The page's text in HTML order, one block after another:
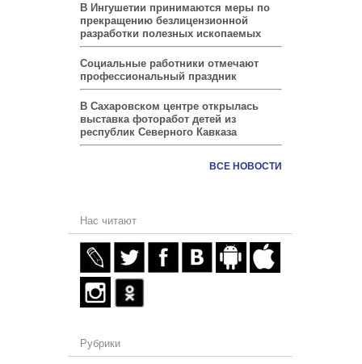
В Ингушетии принимаются меры по
прекращению безлицензионной
разработки полезных ископаемых
Социальные работники отмечают
профессиональный праздник
В Сахаровском центре открылась
выставка фоторабот детей из
республик Северного Кавказа
ВСЕ НОВОСТИ
Нас читают
Рубрики